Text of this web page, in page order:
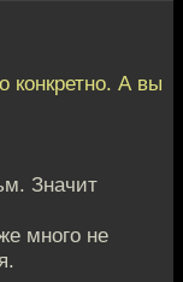
конкретно. А вы
Значит
много не